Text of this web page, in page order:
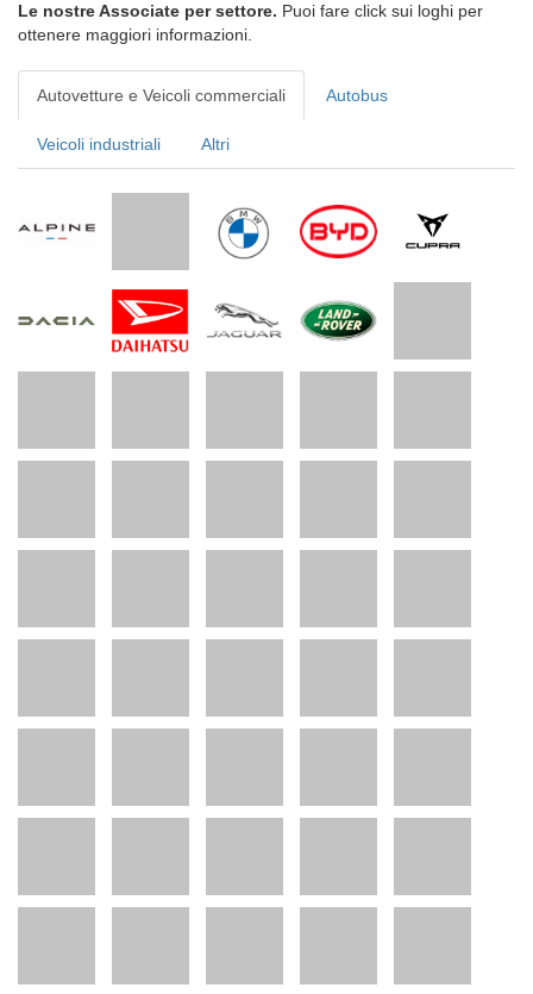
Le nostre Associate per settore. Puoi fare click sui loghi per
ottenere maggiori informazioni.
Autovetture e Veicoli commerciali Autobus
Veicoli industriali Altri